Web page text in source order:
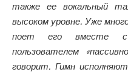
также ее вокальный
высоком уровне. Уже
поет его вместе с
пользователем
говорит. Гимн